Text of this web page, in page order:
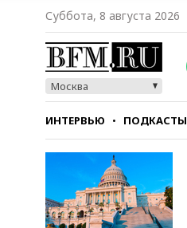
Суббота, 8 августа 2026
Москва
ИНТЕРВЬЮ ПОДКАСТЫ
СТИЛЬ ТЕСТЫ